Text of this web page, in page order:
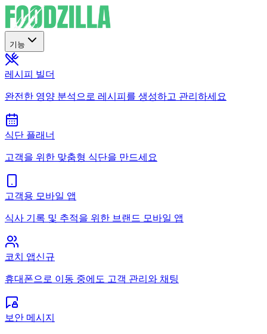
기능
레시피 빌더
완전한 영양 분석으로 레시피를 생성하고 관리하세요
식단 플래너
고객을 위한 맞춤형 식단을 만드세요
고객용 모바일 앱
식사 기록 및 추적을 위한 브랜드 모바일 앱
코치 앱신규
휴대폰으로 이동 중에도 고객 관리와 채팅
보안 메시지